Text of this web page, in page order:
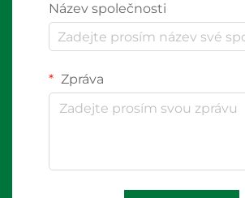
Název společnosti
Zpráva